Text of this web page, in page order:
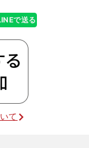
で送る
て